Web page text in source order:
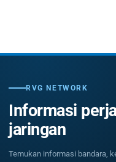
RVG NETWORK
Informasi
jaringan
Temukan informasi bandara,